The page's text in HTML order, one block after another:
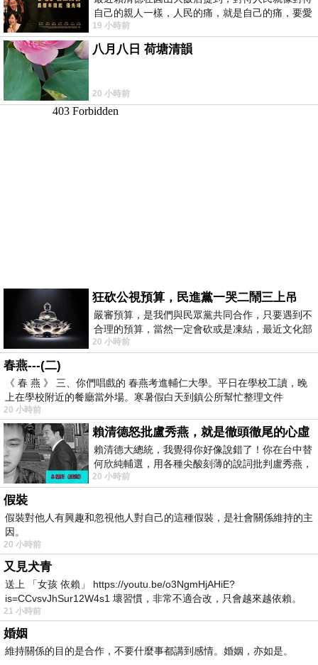
自己的親人一樣，人民的痛，就是自己的痛，要愛
民如親，說的這麼好聽，實際上根本沒做
19 小時前
八月八日 荷塘清韻
20 小時前
狂砍公視預算，民進黨一哭二鬧三上吊
嚴審預算，是我們與民眾黨共同合作，只要遇到不
合理的預算，當然一定會砍或是凍結，最近文化部
要編列公視和Taiwan plus預算，在110年
20 小時前
春燕---(二)
《 春 燕 》 三、你們唱戲的 春燕考進輔仁大學。平日在學校工讀，晚
上在學校附近的餐廳當外場。寒暑假白天到鎮公所幫忙整理文件
20 小時前
賴清德怒批盧秀燕，就是徹頭徹尾的心虛
賴清德大總統，我覺得你好像說錯了！你在台中替
何欣純輔選，用各種尖酸刻薄的說詞批判盧秀燕，
罵她施政滿意度輸給陳其邁，甚至還說盧
20 小時前
假裝
假裝對他人有興趣和忽視他人對自己的這種假裝，是社會關係維持的主
因。
20 小時前
又見犬青
送上 「女孩 依賴」 https://youtu.be/o3NgmHjAHiE?
is=CCvsvJhSur12W4s1 壞習慣，非常不適合改，只會越來越依賴。
我害怕的
21 小時前
婚姻
維持關係的目的是合作，不要什麼事都講到感情。婚姻，亦如是。